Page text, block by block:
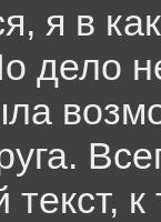
я в
дело